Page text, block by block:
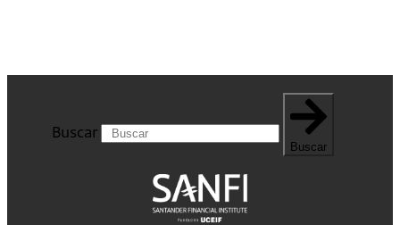
Buscar
Buscar